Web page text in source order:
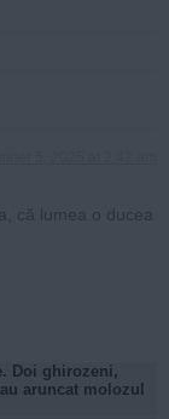
Doi ghirozeni,
aruncat molozul